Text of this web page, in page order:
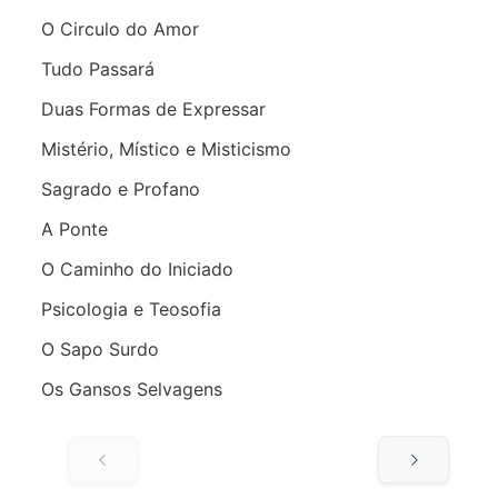
O Circulo do Amor
Tudo Passará
Duas Formas de Expressar
Mistério, Místico e Misticismo
Sagrado e Profano
A Ponte
O Caminho do Iniciado
Psicologia e Teosofia
O Sapo Surdo
Os Gansos Selvagens